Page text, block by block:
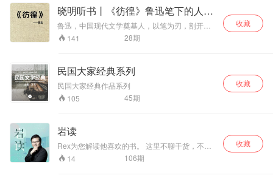
晓明听书丨《彷徨》鲁迅笔下的人间
浮世绘
鲁迅，中国现代文学奠基人，以笔为刃，剖开民
族精神痼疾。当民国暗夜的灯火摇曳成诗，鲁迅
以笔为炬，在《彷徨》中刻下时代寓言。主播以
局，从魏连殳的孤绝到子君的觉醒，从吕纬甫的
颓唐到祥林嫂的悲鸣，每一声叹息都是对人性深
渊的叩问。 这不是简单的听书，而是一场跨越百
年的精神对话。当您在通勤路上、入眠前夕或独
处时刻点开播放键，那些曾在课本中读过的名
141 28期
收藏
民国大家经典系列
民国大家经典作品系列
105
45期
收藏
岩读
Rex为您解读他喜欢的书。 这里不聊干货，不做
导图，轻轻松松，纯粹就是作为朋友，为您介绍
一本本有趣的书。 不一定面面俱到，不一定深挖
14 106期
收藏